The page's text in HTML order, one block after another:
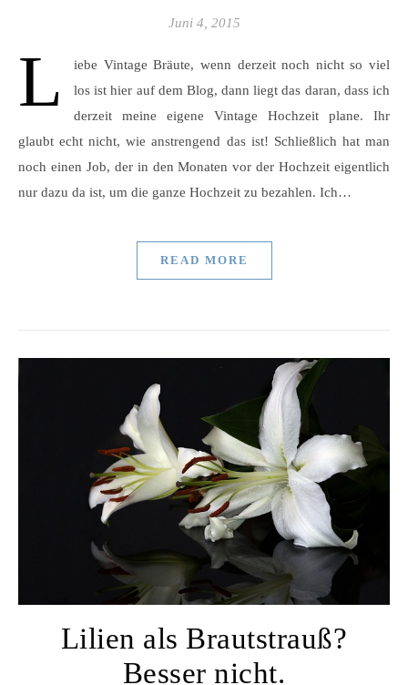
Juni 4, 2015
L
iebe Vintage Bräute, wenn derzeit noch nicht so viel
los ist hier auf dem Blog, dann liegt das daran, dass ich
derzeit meine eigene Vintage Hochzeit plane. Ihr
glaubt echt nicht, wie anstrengend das ist! Schließlich hat man
noch einen Job, der in den Monaten vor der Hochzeit eigentlich
nur dazu da ist, um die ganze Hochzeit zu bezahlen. Ich…
READ MORE
Lilien als Brautstrauß?
Besser nicht.